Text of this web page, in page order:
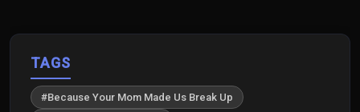
TAGS
#Because Your Mom Made Us Break Up